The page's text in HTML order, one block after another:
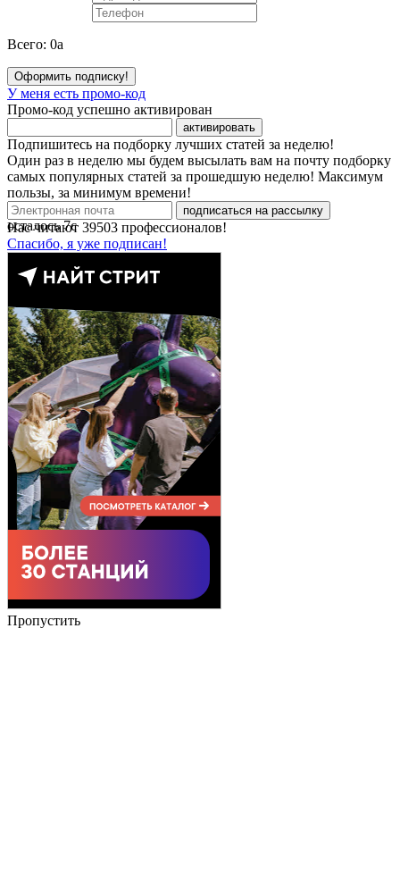
Всего: 0a
Оформить подписку!
У меня есть промо-код
Промо-код успешно активирован
активировать
Подпишитесь на подборку лучших статей за неделю!
Один раз в неделю мы будем высылать вам на почту подборку
самых популярных статей за прошедшую неделю! Максимум
пользы, за минимум времени!
подписаться на рассылку
Нас читают 39503 профессионалов!
Спасибо, я уже подписан!
осталось7с
Пропустить